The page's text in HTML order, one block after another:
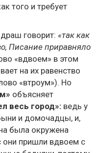
того и требует
говорит: «так как
Писание приравняло
«вдвоем» в этом
на их равенство
«втроум»). Но
объясняет
весь город»: ведь у
и домочадцы, и,
была окружена
они пришли вдвоем с